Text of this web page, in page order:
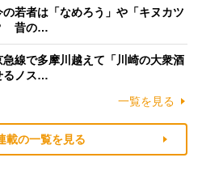
の若者は「なめろう」や「キヌカツ
昔の…
急線で多摩川越えて「川崎の大衆酒
るノス…
一覧を見る
載の一覧を見る